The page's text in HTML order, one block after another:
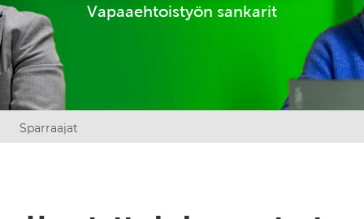
Vapaaehtoistyön sankarit
Sparraajat